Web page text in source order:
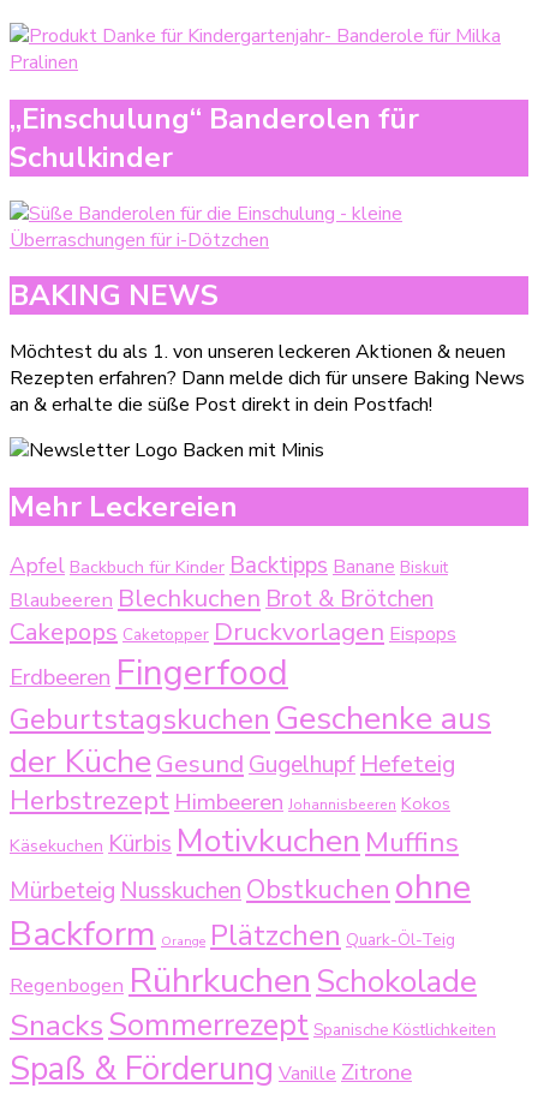
„Einschulung“ Banderolen für
Schulkinder
BAKING NEWS
Möchtest du als 1. von unseren leckeren Aktionen & neuen
Rezepten erfahren? Dann melde dich für unsere Baking News
an & erhalte die süße Post direkt in dein Postfach!
Mehr Leckereien
Apfel Backbuch für Kinder Backtipps Banane Biskuit
Blaubeeren Blechkuchen Brot & Brötchen
Cakepops Caketopper Druckvorlagen Eispops
Erdbeeren Fingerfood
Geburtstagskuchen Geschenke aus
der KücheGesund Gugelhupf Hefeteig
Herbstrezept Himbeeren Johannisbeeren Kokos
Käsekuchen Kürbis Motivkuchen Muffins
Mürbeteig Nusskuchen Obstkuchen ohne
Backform Orange Plätzchen Quark-Öl-Teig
Regenbogen Rührkuchen Schokolade
SnacksSommerrezept Spanische Köstlichkeiten
Spaß & Förderung Vanille Zitrone